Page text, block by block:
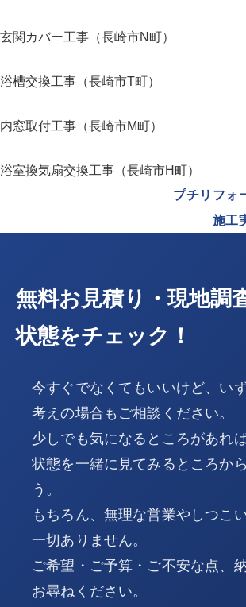
玄関カバー工事（長崎市N町）
浴槽交換工事（長崎市T町）
内窓取付工事（長崎市M町）
浴室換気扇交換工事（長崎市H町）
プチリフォ
施工
無料お見積り・現地調
状態をチェック！
今すぐでなくてもいいけど、い
考えの場合もご相談ください。
少しでも気になるところがあれ
状態を一緒に見てみるところか
う。
もちろん、無理な営業やしつこ
一切ありません。
ご希望・ご予算・ご不安な点、
お尋ねください。